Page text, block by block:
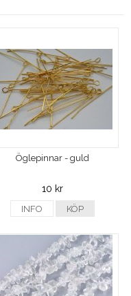
Öglepinnar - guld
10 kr
INFO KÖP